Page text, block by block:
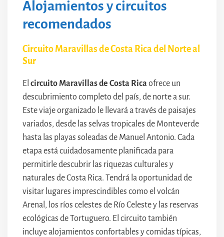
Alojamientos y circuitos
recomendados
Circuito Maravillas de Costa Rica del Norte al
Sur
El circuito Maravillas de Costa Rica ofrece un
descubrimiento completo del país, de norte a sur.
Este viaje organizado le llevará a través de paisajes
variados, desde las selvas tropicales de Monteverde
hasta las playas soleadas de Manuel Antonio. Cada
etapa está cuidadosamente planificada para
permitirle descubrir las riquezas culturales y
naturales de Costa Rica. Tendrá la oportunidad de
visitar lugares imprescindibles como el volcán
Arenal, los ríos celestes de Río Celeste y las reservas
ecológicas de Tortuguero. El circuito también
incluye alojamientos confortables y comidas típicas,